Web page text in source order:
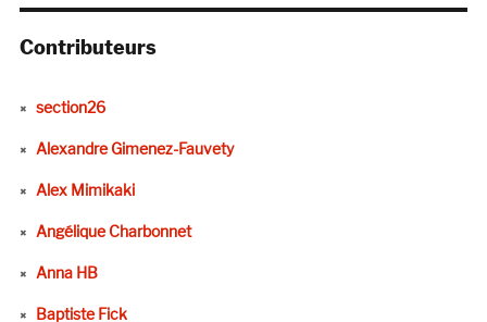
Contributeurs
section26
Alexandre Gimenez-Fauvety
Alex Mimikaki
Angélique Charbonnet
Anna HB
Baptiste Fick